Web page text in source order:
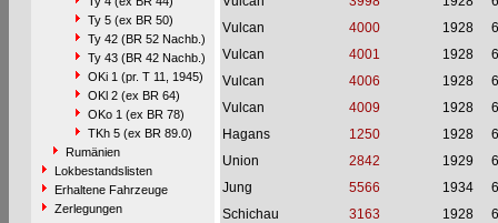
Ty 5 (ex BR 50)
Ty 42 (BR 52 Nachb.)
Ty 43 (BR 42 Nachb.)
OKi 1 (pr. T 11, 1945)
OKl 2 (ex BR 64)
OKo 1 (ex BR 78)
TKh 5 (ex BR 89.0)
Rumänien
Lokbestandslisten
Erhaltene Fahrzeuge
Zerlegungen
Vulcan
4000 1928
Vulcan
4001 1928
Vulcan
4006 1928
Vulcan
4009 1928
Hagans
1250 1928
Union
2842 1929
Jung
5566 1934
Schichau
3163 1928